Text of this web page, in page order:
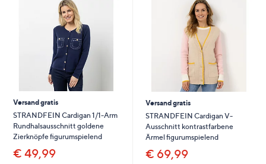
rechts,
um
diese
anzuzeigen.
Versand gratis
STRANDFEIN Cardigan 1/1-Arm
Rundhalsausschnitt goldene
Zierknöpfe figurumspielend
€ 49,99
Versand gratis
STRANDFEIN Cardigan V-
Ausschnitt kontrastfarbene
Ärmel figurumspielend
€ 69,99